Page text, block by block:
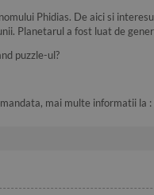
Phidias. De aici si
Planetarul a fost luat de
puzzle-ul?
mai multe informatii la :